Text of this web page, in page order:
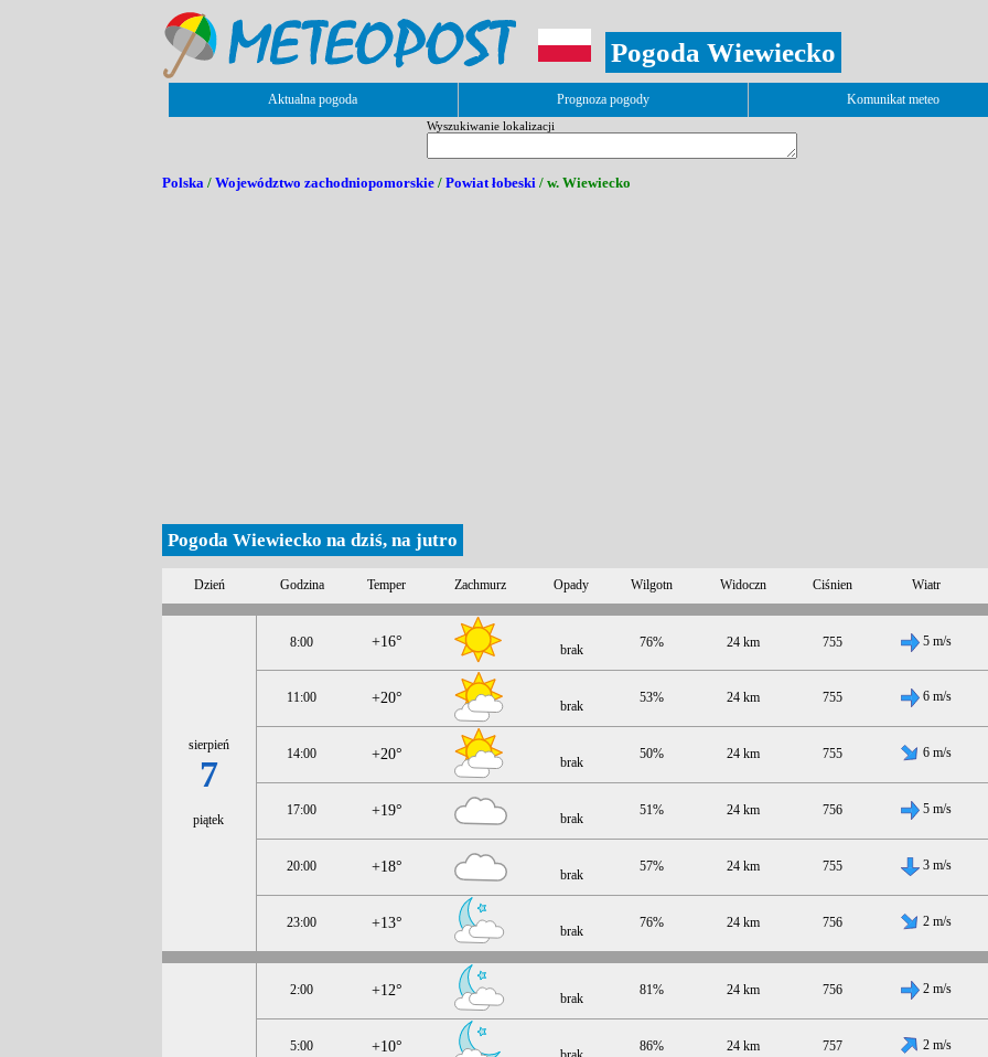
Pogoda Wiewiecko
Aktualna pogoda Prognoza pogody Komunikat meteo
Wyszukiwanie lokalizacji
Polska / Województwo zachodniopomorskie/ Powiat łobeski / w. Wiewiecko
Pogoda Wiewiecko na dziś, na jutro
Dzień Godzina Temper Zachmurz Opady Wilgotn Widoczn Ciśnien Wiatr
sierpień
7
piątek
8:00 +16° brak 76% 24 km 755 5 m/s
11:00 +20° brak
53% 24 km 755 6 m/s
14:00 +20° brak
50% 24 km 755 6 m/s
17:00 +19° brak
51% 24 km 756 5 m/s
20:00 +18° brak
57% 24 km 755 3 m/s
23:00 +13° brak
76% 24 km 756 2 m/s
2:00 +12° brak
81% 24 km 756 2 m/s
5:00 +10° 86% 24 km 757 2 m/s